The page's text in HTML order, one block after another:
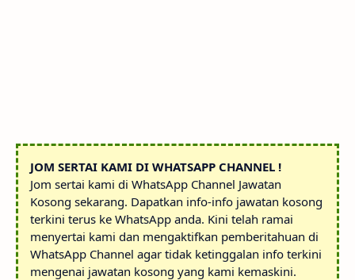
JOM SERTAI KAMI DI WHATSAPP CHANNEL !
Jom sertai kami di WhatsApp Channel Jawatan
Kosong sekarang. Dapatkan info-info jawatan kosong
terkini terus ke WhatsApp anda. Kini telah ramai
menyertai kami dan mengaktifkan pemberitahuan di
WhatsApp Channel agar tidak ketinggalan info terkini
mengenai jawatan kosong yang kami kemaskini.